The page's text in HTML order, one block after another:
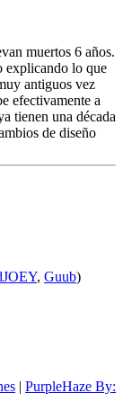
muertos 6 años.
explicando lo que
antiguos vez
efectivamente a
tienen una década
de diseño
, Guub)
| PurpleHaze By: